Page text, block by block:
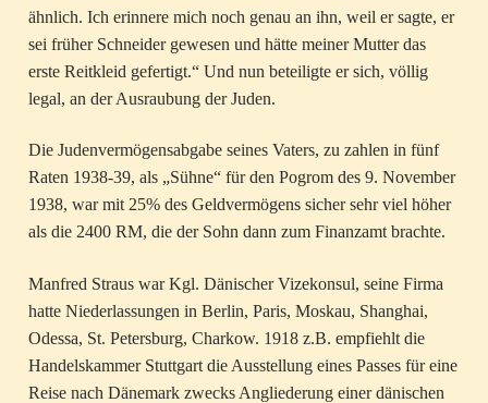
ähnlich. Ich erinnere mich noch genau an ihn, weil er sagte, er
sei früher Schneider gewesen und hätte meiner Mutter das
erste Reitkleid gefertigt.“ Und nun beteiligte er sich, völlig
legal, an der Ausraubung der Juden.
Die Judenvermögensabgabe seines Vaters, zu zahlen in fünf
Raten 1938-39, als „Sühne“ für den Pogrom des 9. November
1938, war mit 25% des Geldvermögens sicher sehr viel höher
als die 2400 RM, die der Sohn dann zum Finanzamt brachte.
Manfred Straus war Kgl. Dänischer Vizekonsul, seine Firma
hatte Niederlassungen in Berlin, Paris, Moskau, Shanghai,
Odessa, St. Petersburg, Charkow. 1918 z.B. empfiehlt die
Handelskammer Stuttgart die Ausstellung eines Passes für eine
Reise nach Dänemark zwecks Angliederung einer dänischen